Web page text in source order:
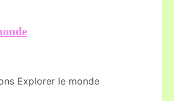
Explorer le monde